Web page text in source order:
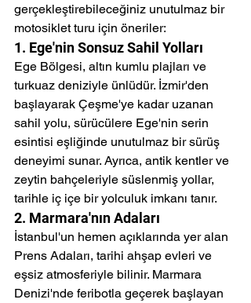
gerçekleştirebileceğiniz unutulmaz bir
motosiklet turu için öneriler:
1. Ege'nin Sonsuz Sahil Yolları
Ege Bölgesi, altın kumlu plajları ve
turkuaz deniziyle ünlüdür. İzmir'den
başlayarak Çeşme'ye kadar uzanan
sahil yolu, sürücülere Ege'nin serin
esintisi eşliğinde unutulmaz bir sürüş
deneyimi sunar. Ayrıca, antik kentler ve
zeytin bahçeleriyle süslenmiş yollar,
tarihle iç içe bir yolculuk imkanı tanır.
2. Marmara'nın Adaları
İstanbul'un hemen açıklarında yer alan
Prens Adaları, tarihi ahşap evleri ve
eşsiz atmosferiyle bilinir. Marmara
Denizi'nde feribotla geçerek başlayan